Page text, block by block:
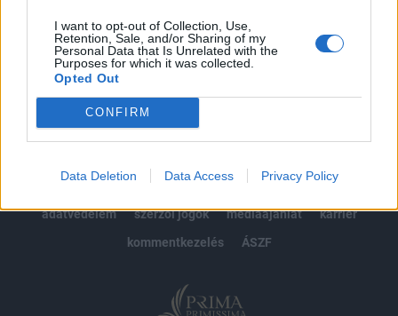
I want to opt-out of Collection, Use,
Retention, Sale, and/or Sharing of my
Personal Data that Is Unrelated with the
Purposes for which it was collected.
Opted Out
CONFIRM
Data Deletion Data Access Privacy Policy
MÁR ELŐFIZETŐNK VAGY? BEJELENTKEZÉS
jogi nyilatkozat
süti beállítások
adatvédelem
szerzői jogok médiaajánlat
karrier
kommentkezelés
ÁSZF